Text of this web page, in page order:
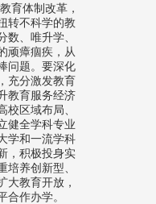
育体制改革，
转不科学的教
数、唯升学、
顽瘴痼疾，从
问题。要深化
充分激发教育
教育服务经济
校区域布局、
健全学科专业
学和一流学科
，积极投身实
培养创新型、
大教育开放，
合作办学。